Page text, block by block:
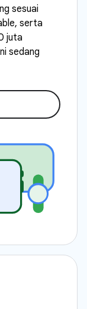
sesuai
serta
juta
sedang